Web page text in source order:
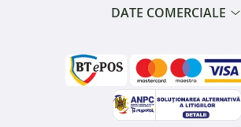
DATE COMERCIALE